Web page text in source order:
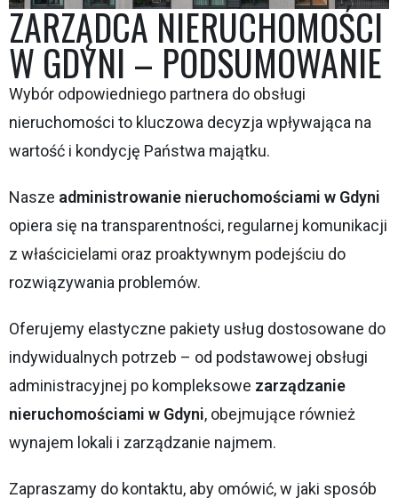
ZARZĄDCA NIERUCHOMOŚCI
W GDYNI – PODSUMOWANIE
Wybór odpowiedniego partnera do obsługi
nieruchomości to kluczowa decyzja wpływająca na
wartość i kondycję Państwa majątku.
Nasze administrowanie nieruchomościami w Gdyni
opiera się na transparentności, regularnej komunikacji
z właścicielami oraz proaktywnym podejściu do
rozwiązywania problemów.
Oferujemy elastyczne pakiety usług dostosowane do
indywidualnych potrzeb – od podstawowej obsługi
administracyjnej po kompleksowe zarządzanie
nieruchomościami w Gdyni, obejmujące również
wynajem lokali i zarządzanie najmem.
Zapraszamy do kontaktu, aby omówić, w jaki sposób